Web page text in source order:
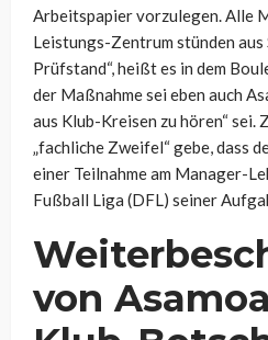
Arbeitspapier vorzulegen. Alle
Leistungs-Zentrum stünden aus
Prüfstand“, heißt es in dem
der Maßnahme sei eben auch
aus Klub-Kreisen zu hören“ sei.
„fachliche Zweifel“ gebe, dass
einer Teilnahme am Manager-
Fußball Liga (DFL) seiner
von